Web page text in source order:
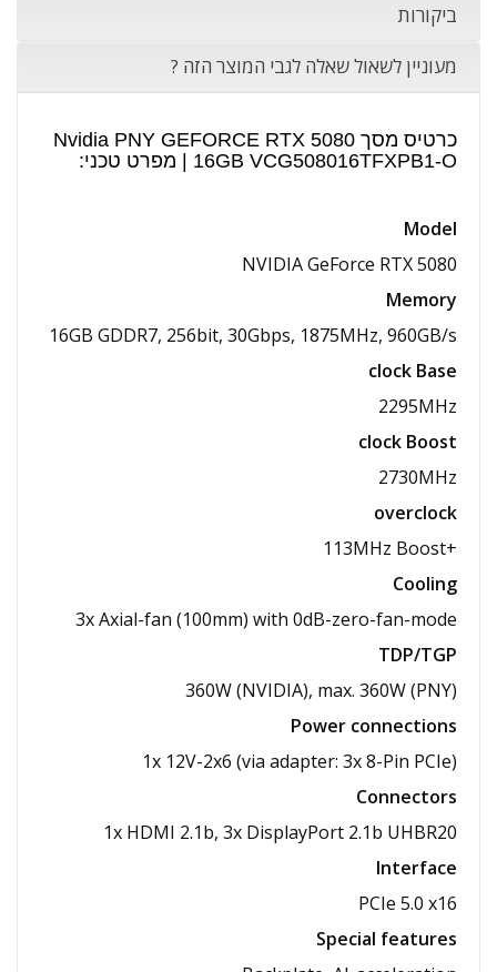
ביקורות
מעוניין לשאול שאלה לגבי המוצר הזה ?
כרטיס מסך Nvidia PNY GEFORCE RTX 5080
16GB VCG508016TFXPB1-O | מפרט טכני:
Model
NVIDIA GeForce RTX 5080
Memory
16GB GDDR7, 256bit, 30Gbps, 1875MHz, 960GB/​s
clock Base
2295MHz
clock Boost
2730MHz
overclock
+113MHz Boost
Cooling
3x Axial-fan (100mm) with 0dB-zero-fan-mode
TDP/TGP
360W (NVIDIA), max. 360W (PNY)
Power connections
1x 12V-2x6 (via adapter: 3x 8-Pin PCIe)
Connectors
1x HDMI 2.1b, 3x DisplayPort 2.1b UHBR20
Interface
PCIe 5.0 x16
Special features